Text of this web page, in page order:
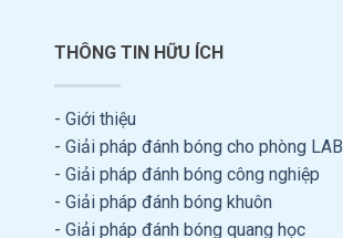
THÔNG TIN HỮU ÍCH
- Giới thiệu
- Giải pháp đánh bóng cho phòng LAB
- Giải pháp đánh bóng công nghiệp
- Giải pháp đánh bóng khuôn
- Giải pháp đánh bóng quang học